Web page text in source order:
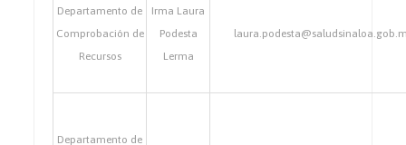
Departamento de
Comprobación de
Recursos
Irma Laura
Podesta
Lerma
Departamento de